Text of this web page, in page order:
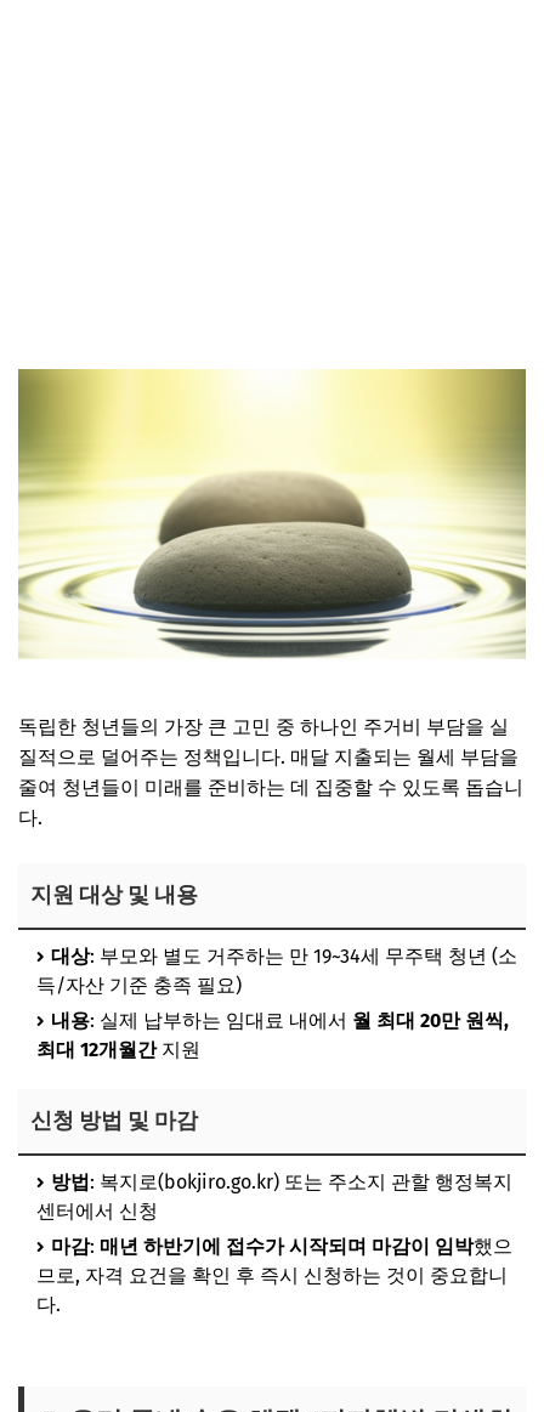
독립한 청년들의 가장 큰 고민 중 하나인 주거비 부담을 실
질적으로 덜어주는 정책입니다. 매달 지출되는 월세 부담을
줄여 청년들이 미래를 준비하는 데 집중할 수 있도록 돕습니
다.
지원 대상 및 내용
대상: 부모와 별도 거주하는 만 19~34세 무주택 청년 (소
득/자산 기준 충족 필요)
내용: 실제 납부하는 임대료 내에서 월 최대 20만 원씩,
최대 12개월간지원
신청 방법 및 마감
방법: 복지로(bokjiro.go.kr) 또는 주소지 관할 행정복지
센터에서 신청
마감: 매년 하반기에 접수가 시작되며 마감이 임박했으
므로, 자격 요건을 확인 후 즉시 신청하는 것이 중요합니
다.